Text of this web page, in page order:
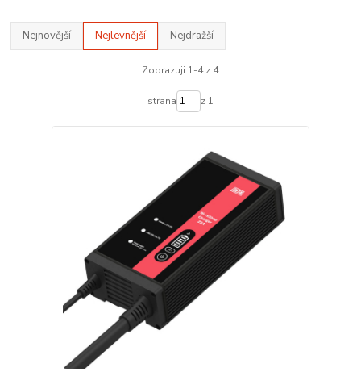
Nejnovější Nejlevnější Nejdražší
Zobrazuji 1-4 z 4
strana z 1